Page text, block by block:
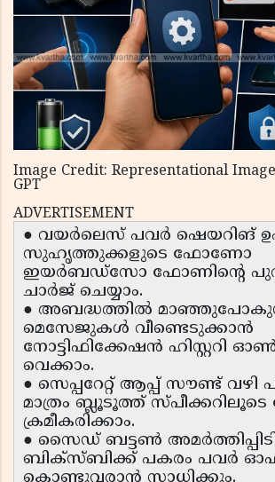
Image Credit: Representational
GPT
ADVERTISEMENT
● വയർലെസ് പവർ ഷെയറിങ്
സുഹൃത്തുക്കളുടെ ഫോണോ
ഇയർബഡ്സോ ഫോണിന്റെ
ചാർജ് ചെയ്യാം.
● അബദ്ധത്തിൽ
മെസേജുകൾ വീണ്ടെടുക്കാൻ
നോട്ടിഫിക്കേഷൻ ഹിസ്റ്ററി
വെക്കാം.
● സെപ്പറേറ്റ് ആപ്പ് സൗണ്ട് വഴി
മാത്രം ബ്ലൂടൂത്ത്
ക്രമീകരിക്കാം.
● സൈഡ് ബട്ടൺ
ബിക്സ്ബിക്ക് പകരം പവർ